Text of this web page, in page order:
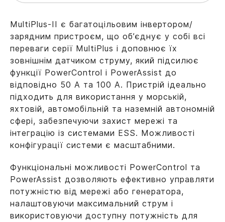
MultiPlus-II є багатоцільовим інвертором/
зарядним пристроєм, що об’єднує у собі всі
переваги серії MultiPlus і доповнює їх
зовнішнім датчиком струму, який підсилює
функції PowerControl і PowerAssist до
відповідно 50 А та 100 А. Пристрій ідеально
підходить для використання у морській,
яхтовій, автомобільній та наземній автономній
сфері, забезпечуючи захист мережі та
інтеграцію із системами ESS. Можливості
конфігурації системи є масштабними.
Функціональні можливості PowerControl та
PowerAssist дозволяють ефективно управляти
потужністю від мережі або генератора,
налаштовуючи максимальний струм і
використовуючи доступну потужність для